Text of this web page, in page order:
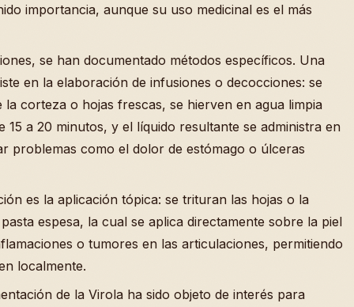
importancia, aunque su uso medicinal es el más
se han documentado métodos específicos. Una
en la elaboración de infusiones o decocciones: se
corteza o hojas frescas, se hierven en agua limpia
15 a 20 minutos, y el líquido resultante se administra en
problemas como el dolor de estómago o úlceras
es la aplicación tópica: se trituran las hojas o la
espesa, la cual se aplica directamente sobre la piel
o tumores en las articulaciones, permitiendo
localmente.
de la Virola ha sido objeto de interés para